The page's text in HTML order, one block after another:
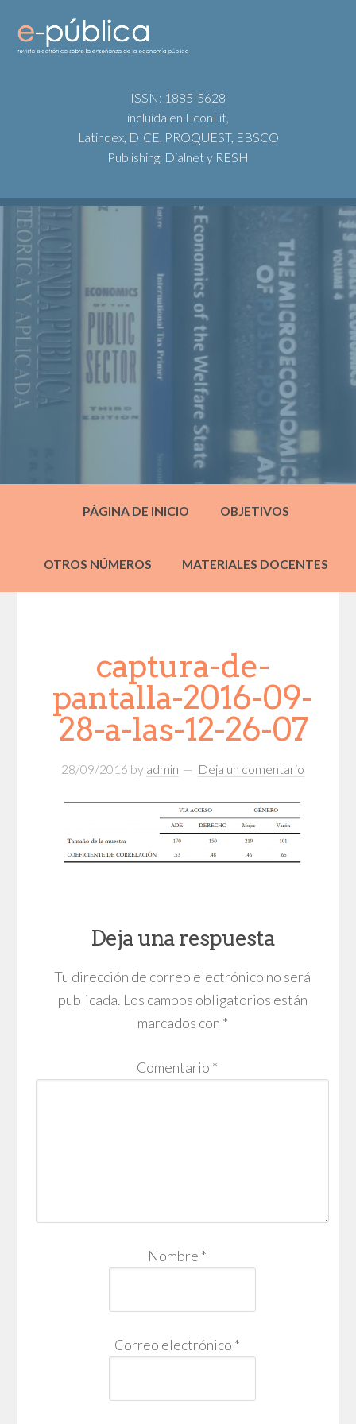
ISSN: 1885-5628
incluida en EconLit,
Latindex, DICE, PROQUEST, EBSCO
Publishing, Dialnet y RESH
PÁGINA DE INICIO OBJETIVOS
OTROS NÚMEROS MATERIALES DOCENTES
captura-de-
pantalla-2016-09-
28-a-las-12-26-07
28/09/2016 by admin Deja un comentario
Deja una respuesta
Tu dirección de correo electrónico no será
publicada. Los campos obligatorios están
marcados con *
Comentario *
Nombre *
Correo electrónico *